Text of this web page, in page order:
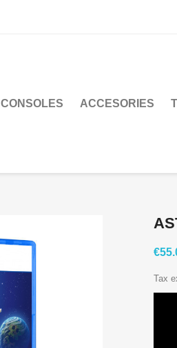
CONSOLES ACCESORIES
Tax